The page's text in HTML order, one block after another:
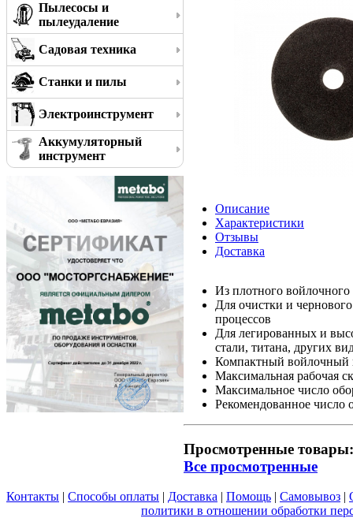
Пылесосы и
пылеудаление
Садовая техника
Станки и пилы
Электроинструмент
Аккумуляторный
инструмент
Описание
Характеристики
Отзывы
Доставка
Из плотного войлочного
Для очистки и
процессов
Для легированных и
стали, титана, других
Компактный войлочный
Максимальная рабочая
Максимальное число
Рекомендованное число
Просмотренные товары:
Все просмотренные
Контакты | Способы оплаты | Доставка | Помощь | Самовывоз |
политики в отношении обработки